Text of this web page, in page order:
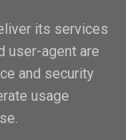
its services
user-agent are
and security
usage